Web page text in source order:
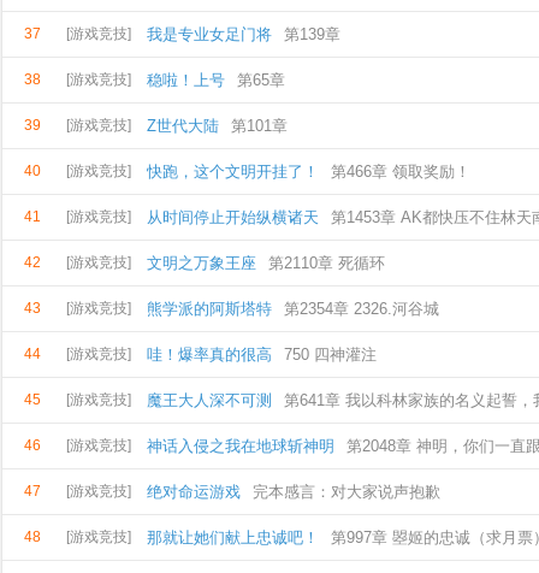
37 [游戏竞技] 我是专业女足门将 第139章
38 [游戏竞技] 稳啦！上号 第65章
39 [游戏竞技] Z世代大陆 第101章
40 [游戏竞技] 快跑，这个文明开挂了！ 第466章 领取奖励！
41 [游戏竞技] 从时间停止开始纵横诸天 第1453章 AK都快压不住林天
42 [游戏竞技] 文明之万象王座 第2110章 死循环
43 [游戏竞技] 熊学派的阿斯塔特 第2354章 2326.河谷城
44 [游戏竞技] 哇！爆率真的很高 750 四神灌注
45 [游戏竞技] 魔王大人深不可测 第641章 我以科林家族的名义起誓，
46 [游戏竞技] 神话入侵之我在地球斩神明 第2048章 神明，你们一直
47 [游戏竞技] 绝对命运游戏 完本感言：对大家说声抱歉
48 [游戏竞技] 那就让她们献上忠诚吧！ 第997章 曌姬的忠诚（求月票